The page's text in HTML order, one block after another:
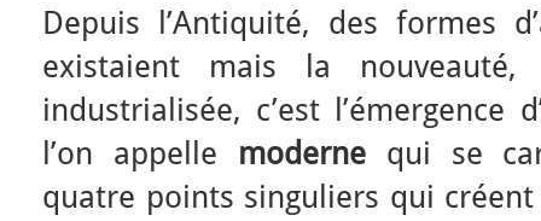
Depuis l’Antiquité, des formes
existaient mais la nouveauté,
industrialisée, c’est l’émergence
l’on appelle modernequi se
quatre points singuliers qui